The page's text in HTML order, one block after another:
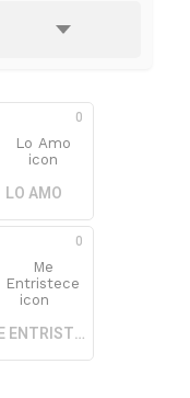
0
LO AMO
0
ENTRISTECE